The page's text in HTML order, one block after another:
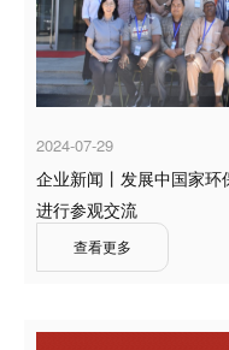
2024-07-29
企业新闻丨发展中国家
进行参观交流
查看更多